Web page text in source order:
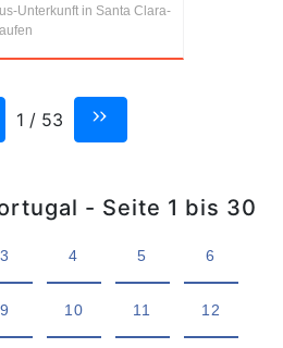
Unterkunft in Santa Clara-
1 / 53
- Seite 1 bis 30
3 4 5 6
9 10 11 12